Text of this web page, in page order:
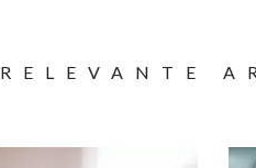
RELEVANTE